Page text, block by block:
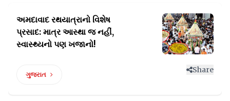
અમદાવાદ રથયાત્રાનો વિશેષ
પ્રસાદ: માત્રઆસ્થા જ નહીં,
સ્વાસ્થ્યનો પણ ખજાનો!
ગુજરાત
Share